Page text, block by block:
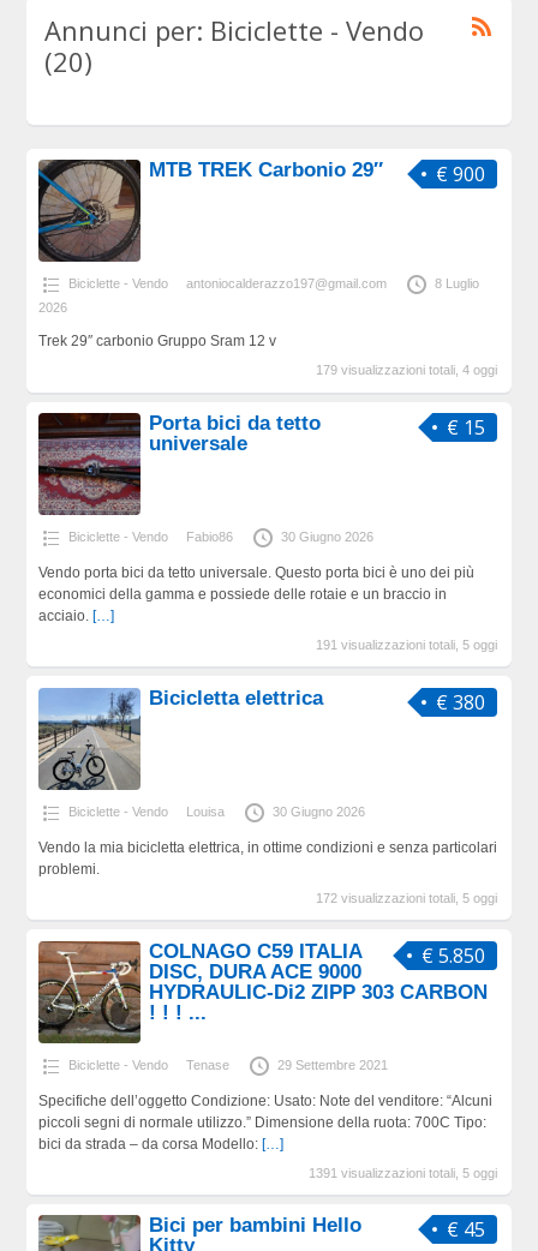
Annunci per: Biciclette - Vendo
(20)
€ 900
MTB TREK Carbonio 29″
Biciclette - Vendo antoniocalderazzo197@gmail.com
8 Luglio
2026
Trek 29″ carbonio Gruppo Sram 12 v
179 visualizzazioni totali, 4 oggi
€ 15
Porta bici da tetto
universale
Biciclette - Vendo Fabio86 30 Giugno 2026
Vendo porta bici da tetto universale. Questo porta bici è uno dei più
economici della gamma e possiede delle rotaie e un braccio in
acciaio. […]
191 visualizzazioni totali, 5 oggi
€ 380
Bicicletta elettrica
Biciclette - Vendo Louisa 30 Giugno 2026
Vendo la mia bicicletta elettrica, in ottime condizioni e senza particolari
problemi.
172 visualizzazioni totali, 5 oggi
€ 5.850
COLNAGO C59 ITALIA
DISC, DURA ACE 9000
HYDRAULIC-Di2 ZIPP 303 CARBON
! ! ! ...
Biciclette - Vendo Tenase 29 Settembre 2021
Specifiche dell’oggetto Condizione: Usato: Note del venditore: “Alcuni
piccoli segni di normale utilizzo.” Dimensione della ruota: 700C Tipo:
bici da strada – da corsa Modello: […]
1391 visualizzazioni totali, 5 oggi
€ 45
Bici per bambini Hello
Kitty